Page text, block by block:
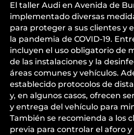
El taller Audi en Avenida de
implementado diversas
para proteger a sus clientes y
la pandemia de COVID-19.
incluyen el uso obligatorio de
de las instalaciones y la
áreas comunes y vehículos.
establecido protocolos de
y, en algunos casos, ofrecen
y entrega del vehículo para
También se recomienda a los
previa para controlar el aforo